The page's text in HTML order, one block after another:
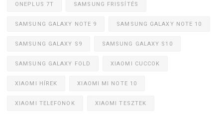
ONEPLUS 7T SAMSUNG FRISSÍTÉS
SAMSUNG GALAXY NOTE 9 SAMSUNG GALAXY NOTE 10
SAMSUNG GALAXY S9 SAMSUNG GALAXY S10
SAMSUNG GALAXY FOLD XIAOMI CUCCOK
XIAOMI HÍREK XIAOMI MI NOTE 10
XIAOMI TELEFONOK XIAOMI TESZTEK